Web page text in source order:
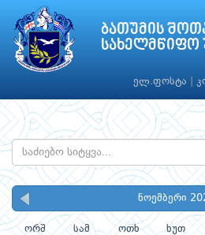
ბათუმის
სახელმწიფო
ელ.ფოსტა
ნოემბერი
ორშ სამ ოთხ ხუთ